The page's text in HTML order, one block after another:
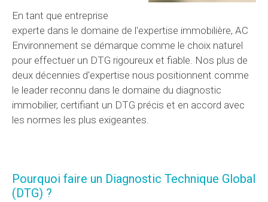
En tant que entreprise
experte dans le domaine de l'expertise immobilière, AC
Environnement se démarque comme le choix naturel
pour effectuer un DTG rigoureux et fiable. Nos plus de
deux décennies d'expertise nous positionnent comme
le leader reconnu dans le domaine du diagnostic
immobilier, certifiant un DTG précis et en accord avec
les normes les plus exigeantes.
Pourquoi faire un Diagnostic Technique Global
(DTG) ?